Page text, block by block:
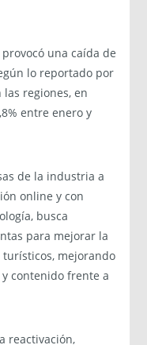
una caída de
lo reportado por
las regiones, en
entre enero y
de la industria a
online y con
busca
para mejorar la
turísticos, mejorando
contenido frente a
reactivación,